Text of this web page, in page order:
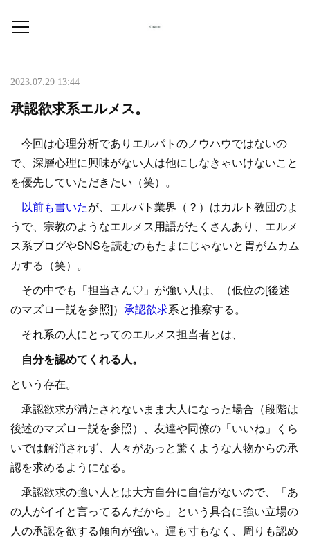
2023.07.29 13:44
承認欲求系エルメス。
今回は心理分析でありエルパトのノウハウではないの
で、深層心理に興味がない人は他にしなきゃいけないこと
を優先していただきたい（笑）。
以前も書いたが、エルパト業界（？）はカルト教団のよ
うで、宗教のようなエルメス用語がたくさんあり、エルメ
ス系ブログやSNSを読むのもたまにじゃないと胃がムカム
カする（笑）。
その中でも「担当さん♡」が強い人は、（低位の[後述
のマズロー説を参照]） 承認欲求系と推察する。
それ系の人にとってのエルメス担当者とは、
自分を認めてくれる人。
という存在。
承認欲求が満たされないまま大人になった場合（段階は
後述のマズロー説を参照）、友達や同僚の「いいね」くら
いでは解消されず、人々があっと驚くような人物からの承
認を求めるようになる。
承認欲求の強い人とは大方自分に自信がないので、「あ
の人がイイと言ってるんだから」という具合に強い立場の
人の承認を欲する傾向が強い。運も寸もなく、周りも認め